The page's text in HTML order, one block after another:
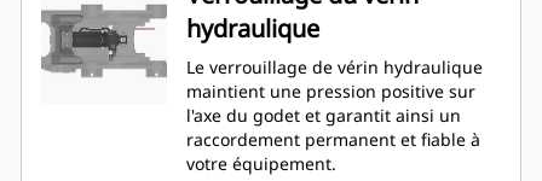
hydraulique
Le verrouillage de vérin hydraulique
maintient une pression positive sur
l'axe du godet et garantit ainsi un
raccordement permanent et fiable à
votre équipement.